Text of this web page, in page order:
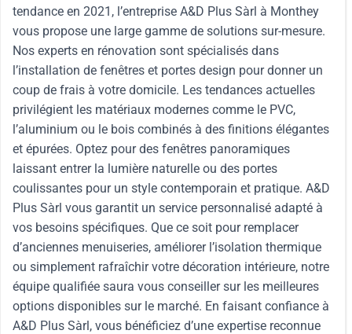
tendance en 2021, l’entreprise A&D Plus Sàrl à Monthey
vous propose une large gamme de solutions sur-mesure.
Nos experts en rénovation sont spécialisés dans
l’installation de fenêtres et portes design pour donner un
coup de frais à votre domicile. Les tendances actuelles
privilégient les matériaux modernes comme le PVC,
l’aluminium ou le bois combinés à des finitions élégantes
et épurées. Optez pour des fenêtres panoramiques
laissant entrer la lumière naturelle ou des portes
coulissantes pour un style contemporain et pratique. A&D
Plus Sàrl vous garantit un service personnalisé adapté à
vos besoins spécifiques. Que ce soit pour remplacer
d’anciennes menuiseries, améliorer l’isolation thermique
ou simplement rafraîchir votre décoration intérieure, notre
équipe qualifiée saura vous conseiller sur les meilleures
options disponibles sur le marché. En faisant confiance à
A&D Plus Sàrl, vous bénéficiez d’une expertise reconnue